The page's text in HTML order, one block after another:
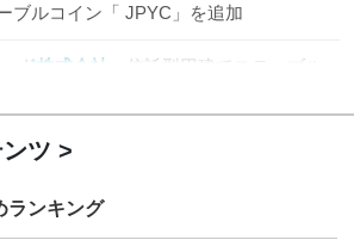
ブルコイン「 JPYC」を追加
ド株式会社
信託型円建てステーブル
ツ
ランキング